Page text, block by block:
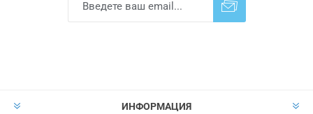
ИНФОРМАЦИЯ